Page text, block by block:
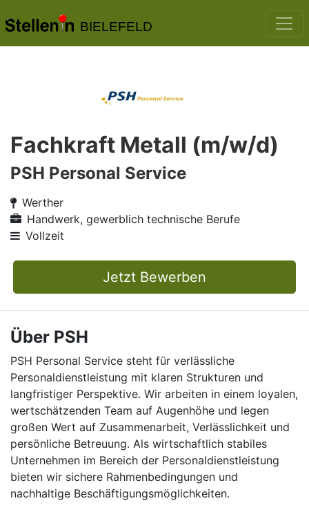
BIELEFELD
Fachkraft Metall (m/w/d)
PSH Personal Service
Werther
Handwerk, gewerblich technische Berufe
Vollzeit
Jetzt Bewerben
Über PSH
PSH Personal Service steht für verlässliche
Personaldienstleistung mit klaren Strukturen und
langfristiger Perspektive. Wir arbeiten in einem loyalen,
wertschätzenden Team auf Augenhöhe und legen
großen Wert auf Zusammenarbeit, Verlässlichkeit und
persönliche Betreuung. Als wirtschaftlich stabiles
Unternehmen im Bereich der Personaldienstleistung
bieten wir sichere Rahmenbedingungen und
nachhaltige Beschäftigungsmöglichkeiten.